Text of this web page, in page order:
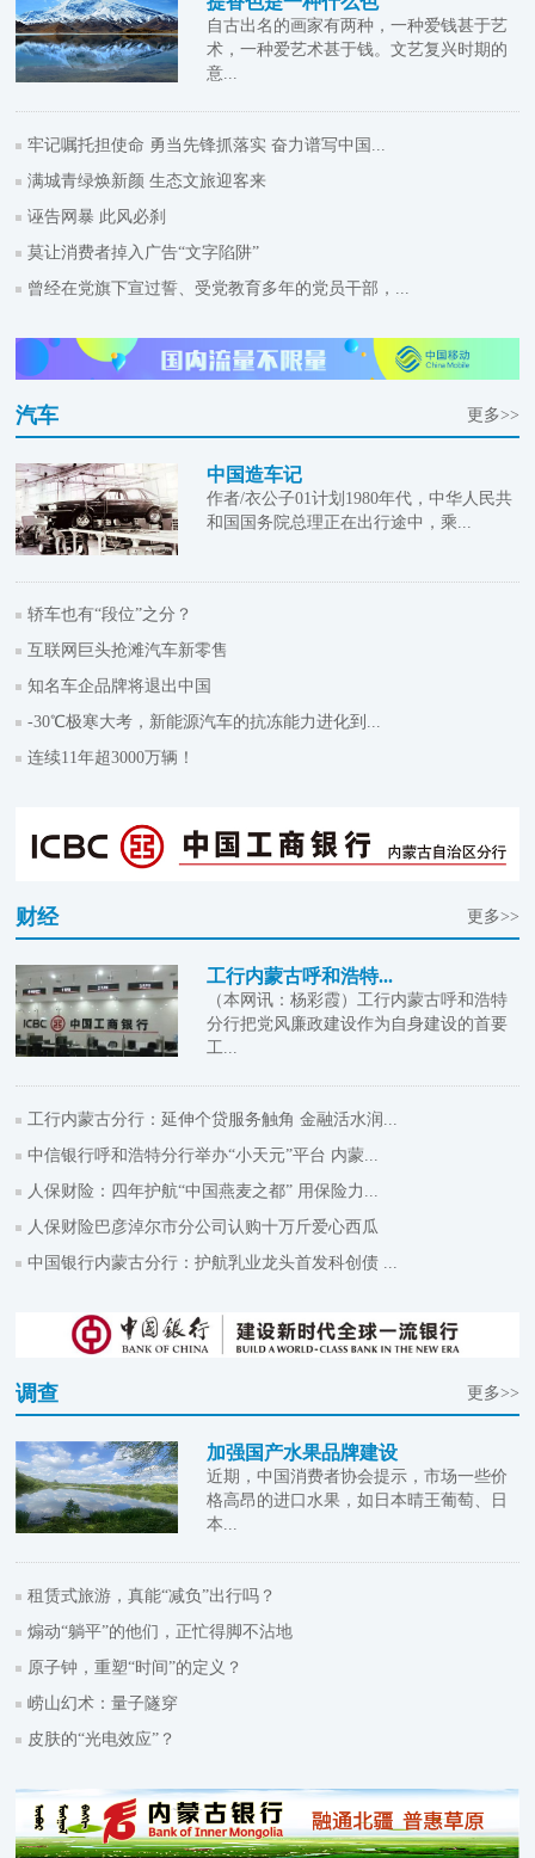
自古出名的画家有两种，一种爱钱甚于艺
术，一种爱艺术甚于钱。文艺复兴时期的
意...
牢记嘱托担使命 勇当先锋抓落实 奋力谱写中国...
满城青绿焕新颜 生态文旅迎客来
诬告网暴 此风必刹
莫让消费者掉入广告“文字陷阱”
曾经在党旗下宣过誓、受党教育多年的党员干部，...
汽车 更多>>
中国造车记
作者/衣公子01计划1980年代，中华人民共
和国国务院总理正在出行途中，乘...
轿车也有“段位”之分？
互联网巨头抢滩汽车新零售
知名车企品牌将退出中国
-30℃极寒大考，新能源汽车的抗冻能力进化到...
连续11年超3000万辆！
财经 更多>>
工行内蒙古呼和浩特...
（本网讯：杨彩霞）工行内蒙古呼和浩特
分行把党风廉政建设作为自身建设的首要
工...
工行内蒙古分行：延伸个贷服务触角 金融活水润...
中信银行呼和浩特分行举办“小天元”平台 内蒙...
人保财险：四年护航“中国燕麦之都” 用保险力...
人保财险巴彦淖尔市分公司认购十万斤爱心西瓜
中国银行内蒙古分行：护航乳业龙头首发科创债 ...
调查 更多>>
加强国产水果品牌建设
近期，中国消费者协会提示，市场一些价
格高昂的进口水果，如日本晴王葡萄、日
本...
租赁式旅游，真能“减负”出行吗？
煽动“躺平”的他们，正忙得脚不沾地
原子钟，重塑“时间”的定义？
崂山幻术：量子隧穿
皮肤的“光电效应”？